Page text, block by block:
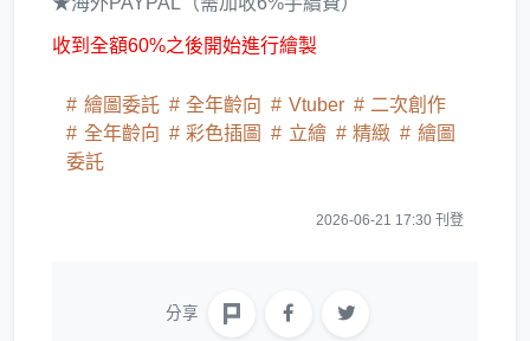
收到全額60%之後開始進行繪製
繪圖委託 全年齡向 Vtuber
二次創作
全年齡向
彩色插圖 立繪 精緻
繪圖
委託
2026-06-21 17:30 刊登
分享